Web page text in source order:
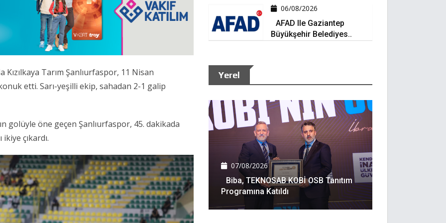
Kızılkaya Tarım Şanlıurfaspor, 11 Nisan
etti. Sarı-yeşilli ekip, sahadan 2-1 galip
golüyle öne geçen Şanlıurfaspor, 45. dakikada
çıkardı.
06/08/2026
AFAD Ile Gaziantep
Büyükşehir Belediyes..
Yerel
07/08/2026
Biba, TEKNOSAB KOBİ OSB Tanıtım
Programına Katıldı